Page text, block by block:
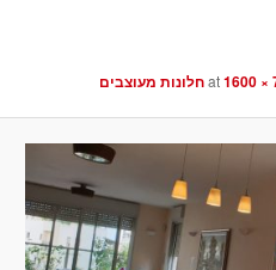
1600 × חלונות מעוצבים